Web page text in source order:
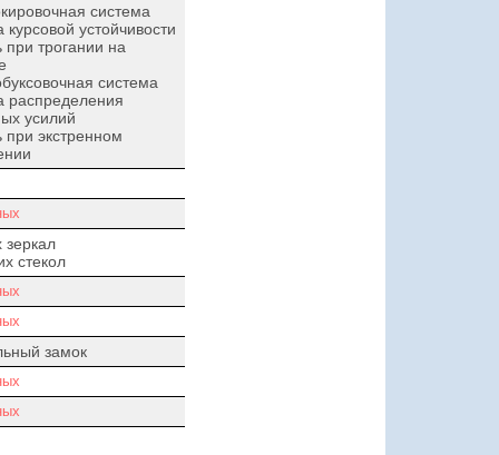
система
устойчивости
трогании на
система
распределения
усилий
экстренном
зеркал
стекол
замок